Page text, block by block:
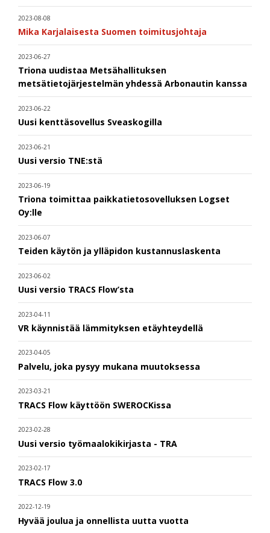
2023-08-08
Mika Karjalaisesta Suomen toimitusjohtaja
2023-06-27
Triona uudistaa Metsähallituksen
metsätietojärjestelmän yhdessä Arbonautin kanssa
2023-06-22
Uusi kenttäsovellus Sveaskogilla
2023-06-21
Uusi versio TNE:stä
2023-06-19
Triona toimittaa paikkatietosovelluksen Logset
Oy:lle
2023-06-07
Teiden käytön ja ylläpidon kustannuslaskenta
2023-06-02
Uusi versio TRACS Flow’sta
2023-04-11
VR käynnistää lämmityksen etäyhteydellä
2023-04-05
Palvelu, joka pysyy mukana muutoksessa
2023-03-21
TRACS Flow käyttöön SWEROCKissa
2023-02-28
Uusi versio työmaalokikirjasta - TRA
2023-02-17
TRACS Flow 3.0
2022-12-19
Hyvää joulua ja onnellista uutta vuotta